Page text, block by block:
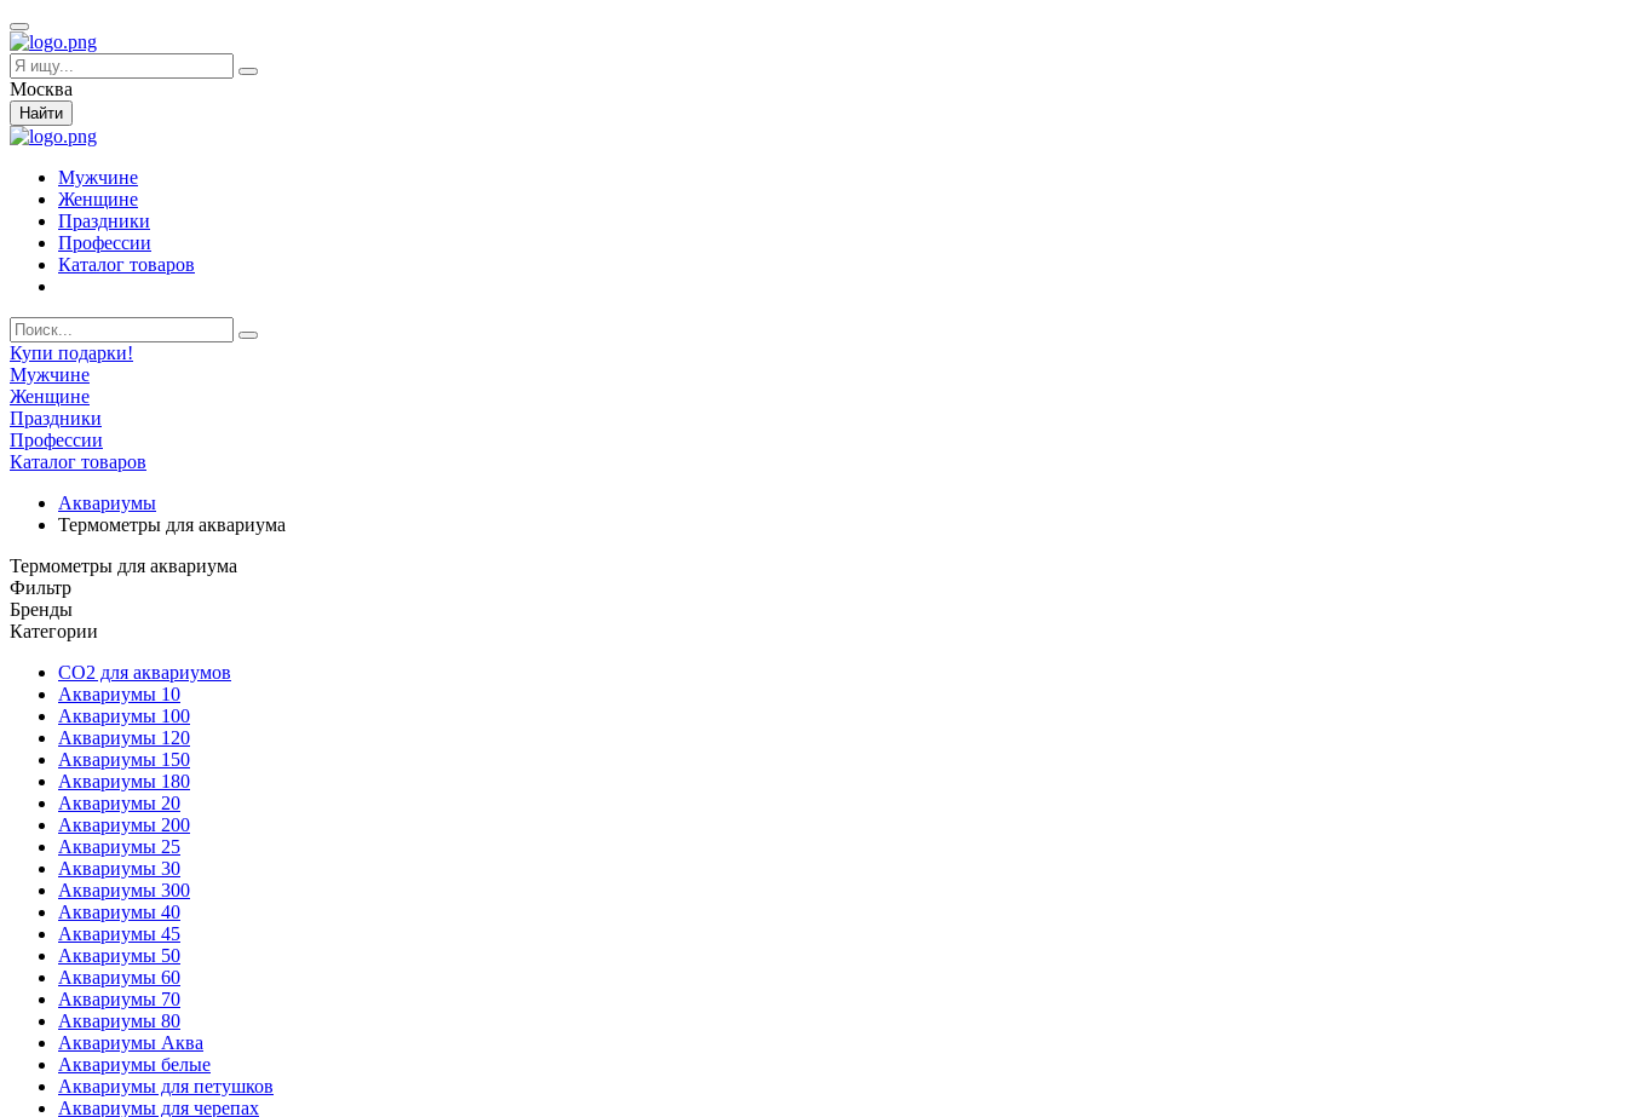
Москва
Найти
Мужчине
Женщине
Праздники
Профессии
Каталог товаров
Купи подарки!
Мужчине
Женщине
Праздники
Профессии
Каталог товаров
Аквариумы
Термометры для аквариума
Термометры для аквариума
Фильтр
Бренды
Категории
CO2 для аквариумов
Аквариумы 10
Аквариумы 100
Аквариумы 120
Аквариумы 150
Аквариумы 180
Аквариумы 20
Аквариумы 200
Аквариумы 25
Аквариумы 30
Аквариумы 300
Аквариумы 40
Аквариумы 45
Аквариумы 50
Аквариумы 60
Аквариумы 70
Аквариумы 80
Аквариумы Аква
Аквариумы белые
Аквариумы для петушков
Аквариумы для черепах